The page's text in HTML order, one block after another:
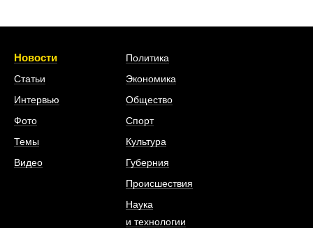
Новости
Статьи
Интервью
Фото
Темы
Видео
Политика
Экономика
Общество
Спорт
Культура
Губерния
Происшествия
Наука
и технологии